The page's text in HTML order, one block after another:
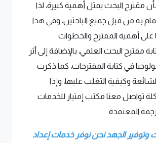
مقترح البحث يمثل أهمية كبيرة، لذا
به من قبل جميع الباحثين، وفي هذا
على أهمية المقترح والخطوات
مقترح البحث العلمي، بالإضافة إلى أثر
في كتابة المقترحات، كما ذكرت
وكيفية التغلب عليها، وإذا
تواصل معنا مكتب إمتياز للخدمات
المعتمدة.
وتوفير الجهد نحن نوفر خدمات إعداد